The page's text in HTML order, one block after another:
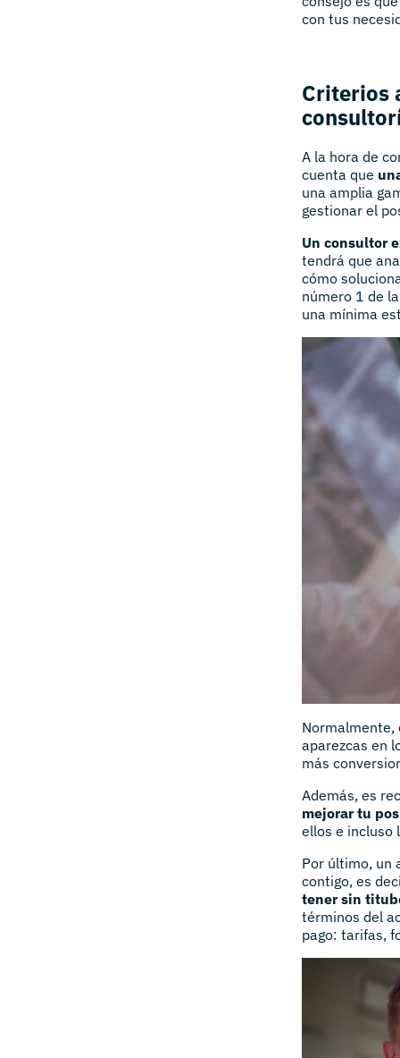
con tus
Criterios
A la hora de
cuenta que
una amplia
gestionar el
Un consultor
tendrá que
cómo
número 1 de
una mínima
Normalmente,
aparezcas en
más
Además, es
mejorar tu
ellos e incluso
Por último, un
contigo, es
tener sin
términos del
pago: tarifas,